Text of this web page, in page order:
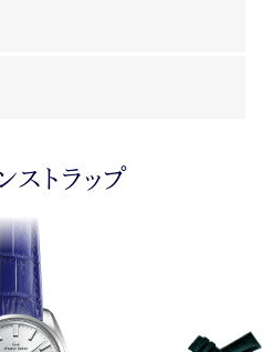
ストラップ